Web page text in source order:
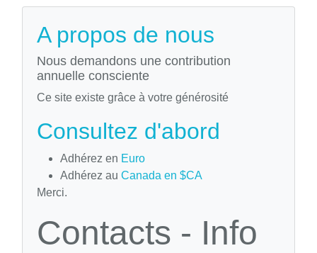
A propos de nous
Nous demandons une contribution
annuelle consciente
Ce site existe grâce à votre générosité
Consultez d'abord
Adhérez en Euro
Adhérez au Canada en $CA
Merci.
Contacts - Info